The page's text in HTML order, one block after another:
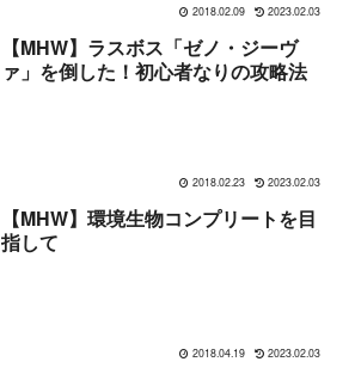
2018.02.09 2023.02.03
【MHW】ラスボス「ゼノ・ジーヴ
ァ」を倒した！初心者なりの攻略法
2018.02.23 2023.02.03
【MHW】環境生物コンプリートを目
指して
2018.04.19 2023.02.03